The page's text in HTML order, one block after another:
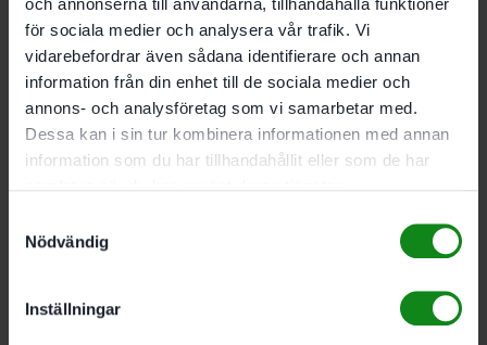
för sociala medier och analysera vår trafik. Vi
vidarebefordrar även sådana identifierare och annan
information från din enhet till de sociala medier och
annons- och analysföretag som vi samarbetar med.
Dessa kan i sin tur kombinera informationen med annan
information som du har tillhandahållit eller som de har
Nödvändig
Inställningar
12,00
Spånvinkel
Fri vinkel
15,00 °
Varierande tanddistans
50,93 mm
Bli först med att recensera ”Festool Sågklinga WOOD